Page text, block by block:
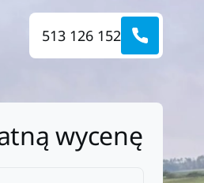
513 126 152
wycenę